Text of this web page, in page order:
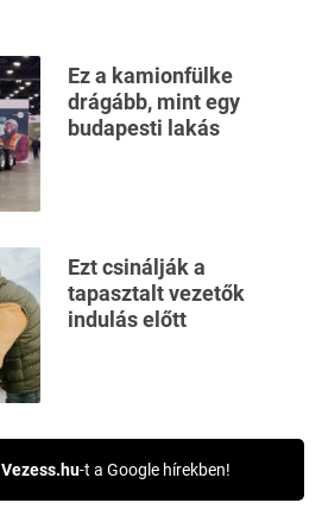
Ez a kamionfülke
drágább, mint egy
budapesti lakás
Ezt csinálják a
tapasztalt vezetők
indulás előtt
Vezess.hu-t a Google hírekben!